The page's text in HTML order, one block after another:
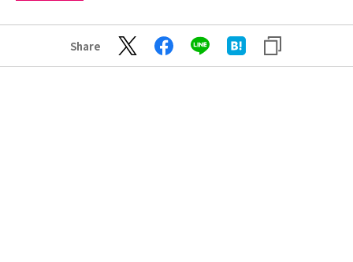
Share